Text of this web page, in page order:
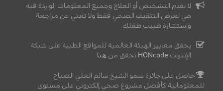
لا يقدم التشخيص أو العلاج وجميع المعلومات الواردة فيه
هي لغرض التثقيف الصحي فقط ولا تغني عن مراجعة
واستشارة طبيب طفلك.
يحقق معايير الهيئة العالمية للمواقع الطبية على شبكة
الإنترنت HONcode تحقق من هنا
حاصل على جائزة سمو الشيخ سالم العلي الصباح
للمعلوماتية كأفضل مشروع صحي إلكتروني على مستوى